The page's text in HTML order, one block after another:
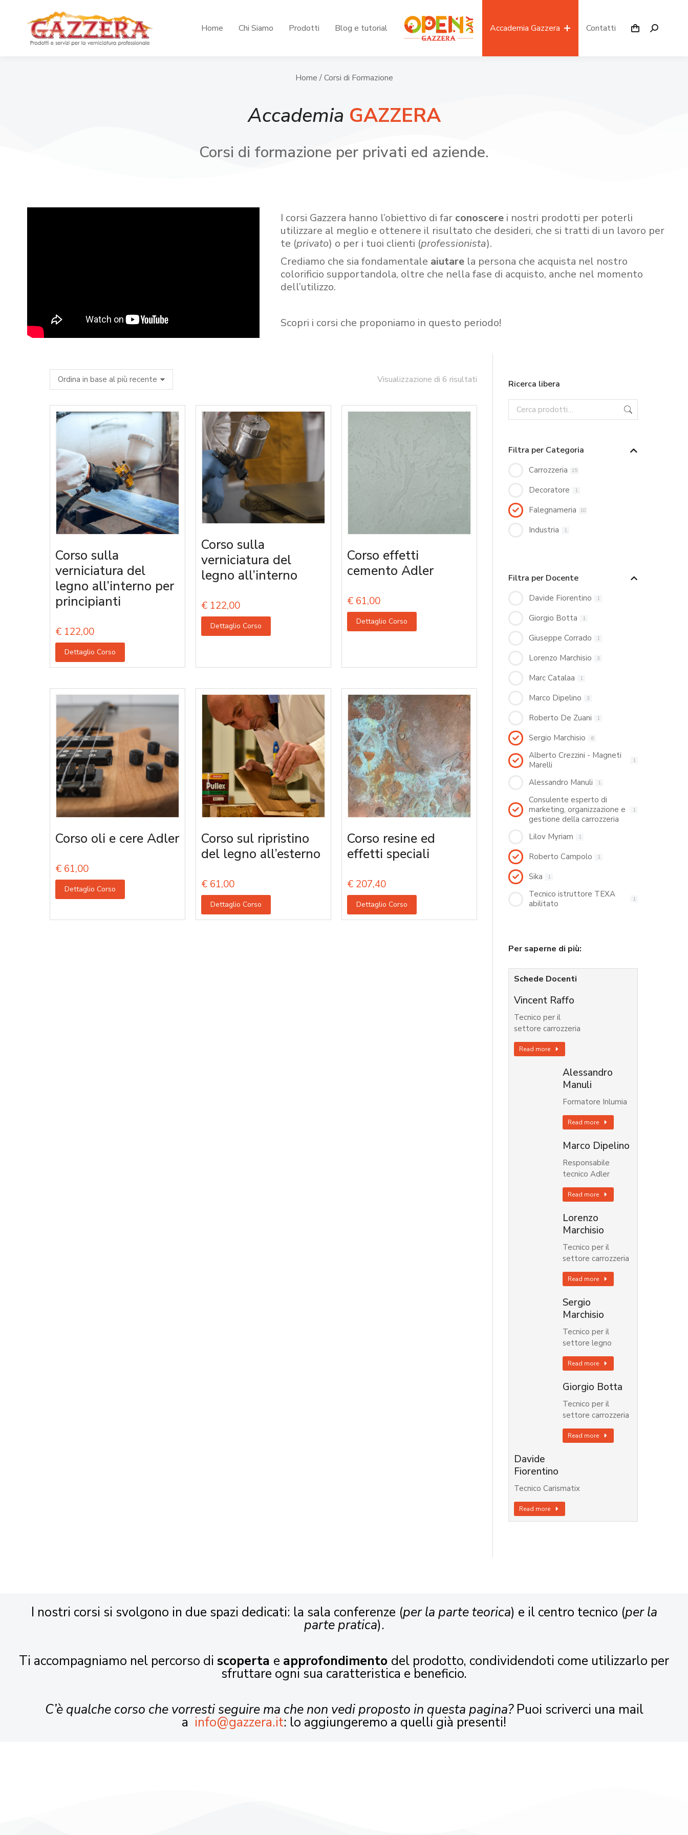
Home Chi Siamo Prodotti Blog e tutorial Accademia Gazzera Contatti
Home / Corsi di Formazione
Accademia GAZZERA
Corsi di formazione per privati ed aziende.
I corsi Gazzera hanno l’obiettivo di far conoscerei nostri prodotti per poterli
utilizzare al meglio e ottenere il risultato che desideri, che si tratti di un lavoro per
te (privato) o per i tuoi clienti (professionista).
Crediamo che sia fondamentale aiutare la persona che acquista nel nostro
colorificio supportandola, oltre che nella fase di acquisto, anche nel momento
dell’utilizzo.
Scopri i corsi che proponiamo in questo periodo!
Visualizzazione di 6 risultati
Corso sulla
verniciatura del
legno all’interno per
principianti
€ 122,00
Dettaglio Corso
Corso sulla
verniciatura del
legno all’interno
€ 122,00
Dettaglio Corso
Corso effetti
cemento Adler
€ 61,00
Dettaglio Corso
Corso oli e cere Adler
€ 61,00
Dettaglio Corso
Corso sul ripristino
del legno all’esterno
€ 61,00
Dettaglio Corso
Corso resine ed
effetti speciali
€ 207,40
Dettaglio Corso
Ricerca libera
Filtra per Categoria
Carrozzeria 15
Decoratore 1
Falegnameria 10
Industria 1
Filtra per Docente
Davide Fiorentino 1
Giorgio Botta 1
Giuseppe Corrado 1
Lorenzo Marchisio 3
Marc Catalaa 1
Marco Dipelino 3
Roberto De Zuani 1
Sergio Marchisio 6
Alberto Crezzini - Magneti
Marelli
1
Alessandro Manuli 1
Consulente esperto di
marketing, organizzazione e
gestione della carrozzeria
1
Lilov Myriam 1
Roberto Campolo 1
Sika 1
Tecnico istruttore TEXA
abilitato
1
Per saperne di più:
Schede Docenti
Vincent Raffo
Tecnico per il
settore carrozzeria
Read more
Alessandro
Manuli
Formatore Inlumia
Read more
Marco Dipelino
Responsabile
tecnico Adler
Read more
Lorenzo
Marchisio
Tecnico per il
settore carrozzeria
Read more
Sergio
Marchisio
Tecnico per il
settore legno
Read more
Giorgio Botta
Tecnico per il
settore carrozzeria
Read more
Davide
Fiorentino
Tecnico Carismatix
Read more
I nostri corsi si svolgono in due spazi dedicati: la sala conferenze (per la parte teorica) e il centro tecnico (per la
parte pratica).
Ti accompagniamo nel percorso di scoperta e approfondimento del prodotto, condividendoti come utilizzarlo per
sfruttare ogni sua caratteristica e beneficio.
C’è qualche corso che vorresti seguire ma che non vedi proposto in questa pagina?Puoi scriverci una mail
a info@gazzera.it: lo aggiungeremo a quelli già presenti!